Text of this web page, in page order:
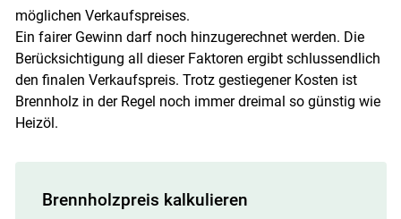
möglichen Verkaufspreises.
Ein fairer Gewinn darf noch hinzugerechnet werden. Die
Berücksichtigung all dieser Faktoren ergibt schlussendlich
den finalen Verkaufspreis. Trotz gestiegener Kosten ist
Brennholz in der Regel noch immer dreimal so günstig wie
Heizöl.
Brennholzpreis kalkulieren